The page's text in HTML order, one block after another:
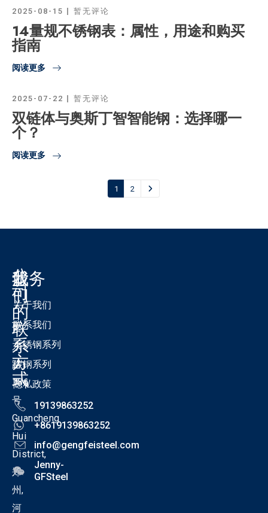
2025-08-15 暂无评论
14量规不锈钢表：属性，用途和购买
指南
阅读更多
2025-07-22 暂无评论
双链体与奥斯丁智智能钢：选择哪一
个？
阅读更多
1 2
公
司
紫
东
路
186
号
Guancheng
Hui
District,
郑
州,
河
我
们
的
联
系
方
式
19139863252
+8619139863252
info@gengfeisteel.com
Jenny-
GFSteel
服务
关于我们
联系我们
不锈钢系列
碳钢系列
隐私政策